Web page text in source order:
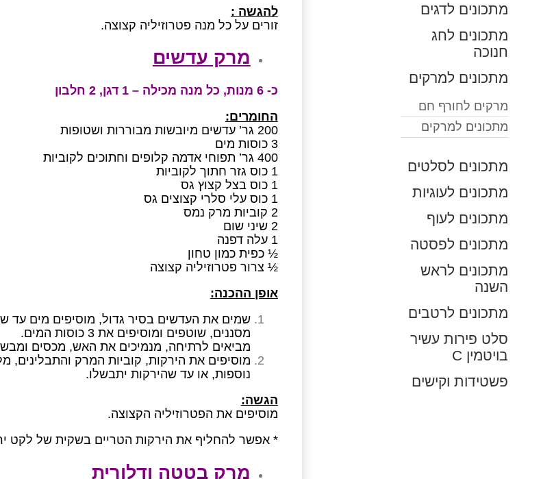
מתכונים לדגים
מתכונים לחג
חנוכה
מתכונים למרקים
מרקים לחורף חם
מתכונים למרקים
מתכונים לסלטים
מתכונים לעוגיות
מתכונים לעוף
מתכונים לפסטה
מתכונים לראש
השנה
מתכונים לרטבים
סלט פירות עשיר
בויטמין C
פשטידות וקישים
להגשה :
זורים על כל מנה פטרוזיליה קצוצה.
מרק עדשים
כ- 6 מנות, כל מנה מכילה – 1 דגן, 2 חלבון
החומרים:
200 גר’ עדשים מיובשות מבוררות ושטופות
3 כוסות מים
400 גר’ תפוחי אדמה קלופים וחתוכים לקוביות
1 כוס גזר חתוך לקוביות
1 כוס בצל קצוץ גס
1 כוס עלי סלרי קצוצים גס
2 קוביות מרק נמס
2 שיני שום
1 עלה דפנה
½ כפית כמון טחון
½ צרור פטרוזיליה קצוצה
אופן ההכנה:
שמים את העדשים בסיר גדול, מוסיפים מים עד
מסננים, שוטפים ומוסיפים את 3 כוסות המים.
מביאים לרתיחה, מנמיכים את האש, מכסים ומבשלים כ – 20
נוספות, או עד שהירקות יתבשלו.
הגשה:
מוסיפים את הפטרוזיליה הקצוצה.
* אפשר להחליף את הירקות הטריים בשקית של לקט
מרק בטטה ודלורית